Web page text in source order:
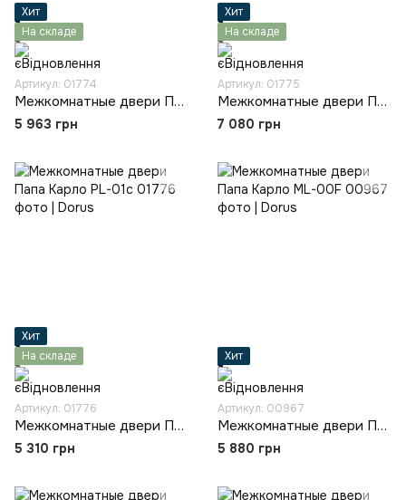
Хит
На складе
Артикул: 01774
Межкомнатные двери Папа Карло ML-14c
5 963 грн
Хит
На складе
Артикул: 01775
Межкомнатные двери Папа Карло ML-62c
7 080 грн
Хит
На складе
Артикул: 01776
Межкомнатные двери Папа Карло PL-01c
5 310 грн
Хит
Артикул: 00967
Межкомнатные двери Папа Карло ML-00F
5 880 грн